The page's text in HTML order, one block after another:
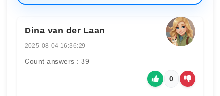
Dina van der Laan
2025-08-04 16:36:29
Count answers : 39
0